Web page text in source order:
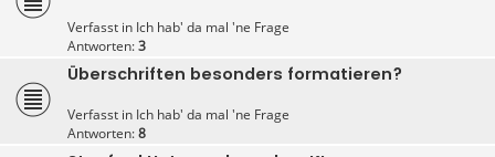
Verfasst in Ich hab' da mal 'ne Frage
Antworten:3
Überschriften besonders formatieren?
Verfasst in Ich hab' da mal 'ne Frage
Antworten:8